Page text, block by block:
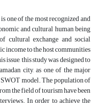
one of the most recognized and
and cultural human being
cultural exchange and social
income to the host communities
this study was designed to
city, as one of the major
model. The population of
the field of tourism have been